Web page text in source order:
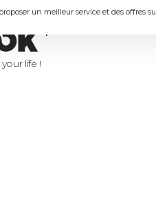
un meilleur service et des offres
life !